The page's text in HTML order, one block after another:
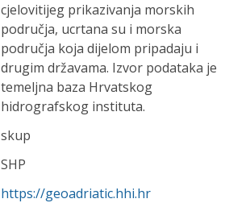
cjelovitijeg prikazivanja morskih
područja, ucrtana su i morska
područja koja dijelom pripadaju i
drugim državama. Izvor podataka je
temeljna baza Hrvatskog
hidrografskog instituta.
skup
SHP
https://geoadriatic.hhi.hr